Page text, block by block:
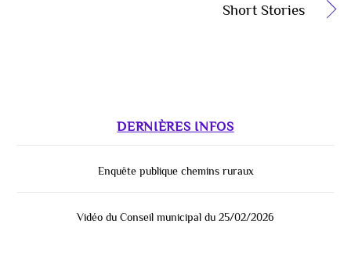
Short Stories
DERNIÈRES INFOS
Enquête publique chemins ruraux
Vidéo du Conseil municipal du 25/02/2026